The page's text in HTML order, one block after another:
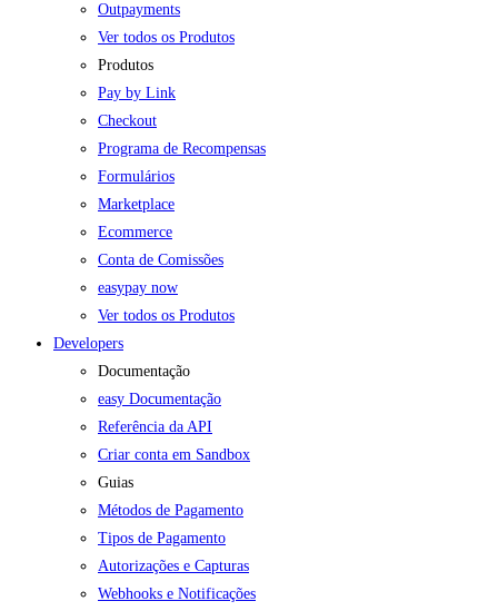
Outpayments
Ver todos os Produtos
Produtos
Pay by Link
Checkout
Programa de Recompensas
Formulários
Marketplace
Ecommerce
Conta de Comissões
easypay now
Ver todos os Produtos
Developers
Documentação
easy Documentação
Referência da API
Criar conta em Sandbox
Guias
Métodos de Pagamento
Tipos de Pagamento
Autorizações e Capturas
Webhooks e Notificações